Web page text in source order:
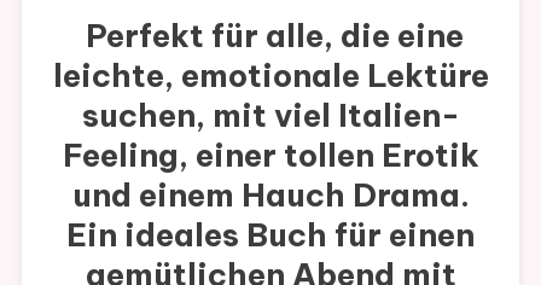
Perfekt für alle, die eine
leichte, emotionale Lektüre
suchen, mit viel Italien-
Feeling, einer tollen Erotik
und einem Hauch Drama.
Ein ideales Buch für einen
gemütlichen Abend mit